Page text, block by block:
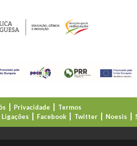
Privacidade
Termos
Ligações Facebook Twitter Noesis